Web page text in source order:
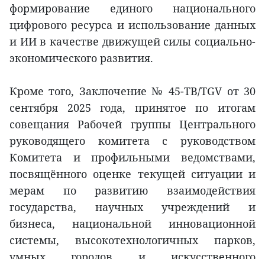
формирование единого национального
цифрового ресурса и использование данных
и ИИ в качестве движущей силы социально-
экономического развития.
Кроме того, Заключение № 45-TB/TGV от 30
сентября 2025 года, принятое по итогам
совещания Рабочей группы Центрального
руководящего комитета с руководством
Комитета и профильными ведомствами,
посвящённого оценке текущей ситуации и
мерам по развитию взаимодействия
государства, научных учреждений и
бизнеса, национальной инновационной
системы, высокотехнологичных парков,